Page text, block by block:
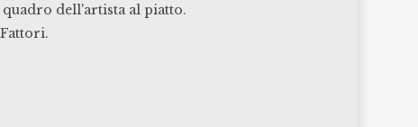
dell'artista al piatto.